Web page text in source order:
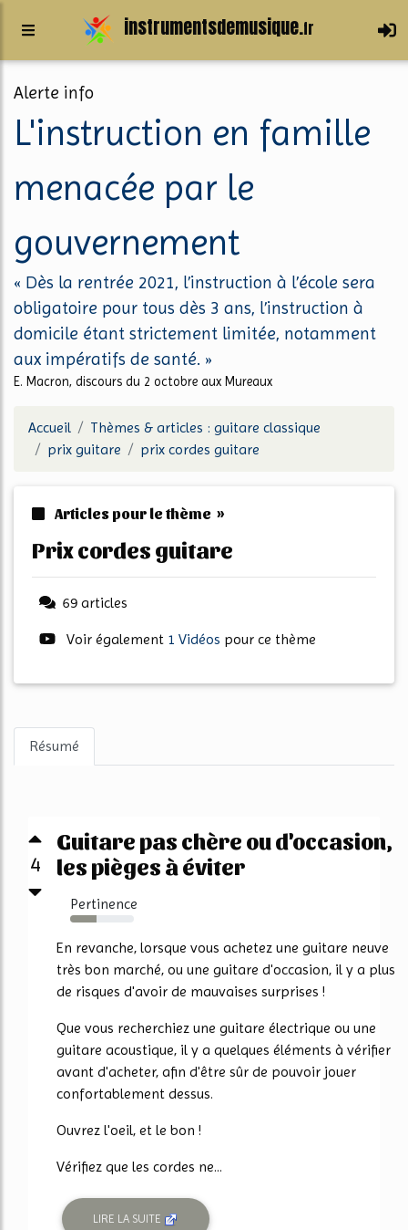
instrumentsdemusique.fr
Alerte info
L'instruction en famille
menacée par le
gouvernement
« Dès la rentrée 2021, l’instruction à l’école sera
obligatoire pour tous dès 3 ans, l’instruction à
domicile étant strictement limitée, notamment
aux impératifs de santé. »
E. Macron, discours du 2 octobre aux Mureaux
Accueil
Thèmes & articles : guitare classique
prix guitare
prix cordes guitare
Articles pour le thème »
prix cordes guitare
69 articles
Voir également 1 Vidéos pour ce thème
Résumé
4
Guitare pas chère ou d'occasion,
les pièges à éviter
Pertinence
41%
En revanche, lorsque vous achetez une guitare neuve
très bon marché, ou une guitare d'occasion, il y a plus
de risques d'avoir de mauvaises surprises !
Que vous recherchiez une guitare électrique ou une
guitare acoustique, il y a quelques éléments à vérifier
avant d'acheter, afin d'être sûr de pouvoir jouer
confortablement dessus.
Ouvrez l'oeil, et le bon !
Vérifiez que les cordes ne...
LIRE LA SUITE